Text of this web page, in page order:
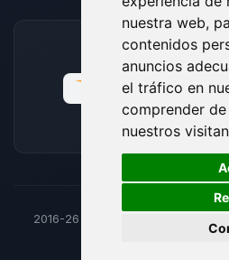
nuestra web,
contenidos
anuncios
el tráfico en
comprender
nuestros
MÉTODOS DE
2016-26
ByteLogic